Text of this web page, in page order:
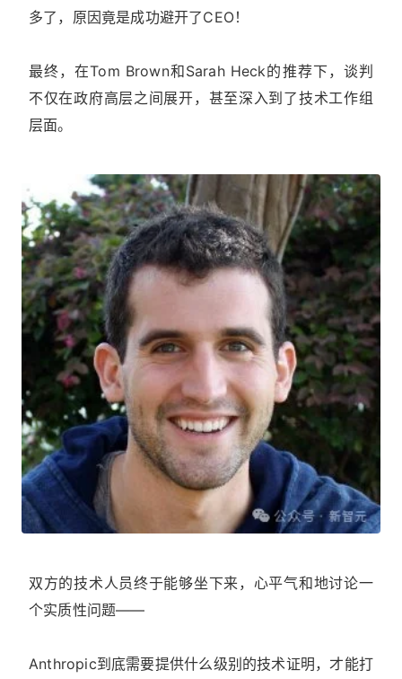
多了，原因竟是成功避开了CEO！
最终，在Tom Brown和Sarah Heck的推荐下，谈判
不仅在政府高层之间展开，甚至深入到了技术工作组
层面。
双方的技术人员终于能够坐下来，心平气和地讨论一
个实质性问题——
Anthropic到底需要提供什么级别的技术证明，才能打